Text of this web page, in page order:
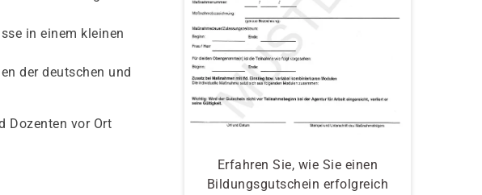
in einem kleinen
der deutschen und
Dozenten vor Ort
Erfahren Sie, wie Sie einen
Bildungsgutschein erfolgreich